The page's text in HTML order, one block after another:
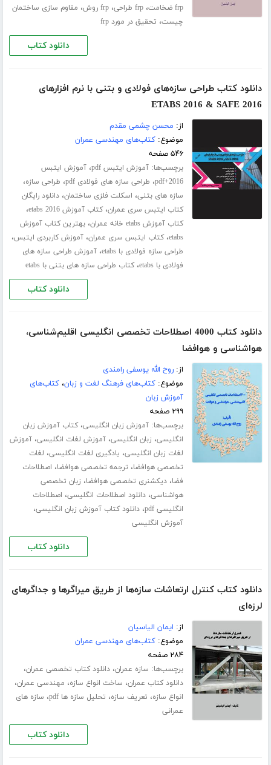
frp ضخامت ،frp طراحی ،frp روش ، مقاوم سازی ساختمان
چیست، تحقیق در مورد frp
دانلود کتاب
دانلود کتاب طراحی سازه‌های فولادی و بتنی با نرم افزارهای
ETABS 2016 & SAFE 2016
از: محسن چشمی مقدم
موضوع:کتاب‌های مهندسی عمران
۵۴۶ صفحه
برچسب‌ها:آموزش ایتبس pdf ،آموزش ایتبس
2016+pdf
، طراحی سازه های فولادی pdf ، طراحی سازه،
سازه های بتنی، اسکلت فلزی ساختمان،دانلود رایگان
کتاب ایتبس سری عمران،کتاب آموزش etabs 2016 ،
کتاب آموزش etabs خانه عمران ،بهترین کتاب آموزش
etabs،کتاب ایتبس سری عمران،آموزش کاربردی ایتبس،
طراحی سازه فولادی با etabs ،آموزش طراحی سازه های
فولادی با etabs
،کتاب طراحی سازه های بتنی با etabs
دانلود کتاب
دانلود کتاب 4000 اصطلاحات تخصصی انگلیسی اقلیم‌شناسی،
هواشناسی و هوافضا
از:روح الله یوسفی رامندی
موضوع:کتاب‌های فرهنگ لغت و زبان،کتاب‌های
آموزش زبان
۲۹۹ صفحه
برچسب‌ها:آموزش زبان انگلیسی،کتاب آموزش زبان
انگلیسی، زبان انگلیسی،آموزش لغات انگلیسی،آموزش
لغات زبان انگلیسی، یادگیری لغات انگلیسی، لغات
تخصصی هوافضا، ترجمه تخصصی هوافضا، اصطلاحات
فضا،دیکشنری تخصصی هوافضا، زبان تخصصی
هواشناسی،دانلود اصطلاحات انگلیسی، اصطلاحات
انگلیسی pdf
،دانلود کتاب آموزش زبان انگلیسی،
آموزش انگلیسی
دانلود کتاب
دانلود کتاب کنترل ارتعاشات سازه‌ها از طریق میراگرها و جداگرهای
لرزه‌ای
از: ایمان الیاسیان
موضوع:کتاب‌های مهندسی عمران
۲۸۴ صفحه
برچسب‌ها: سازه عمران،دانلود کتاب تخصصی عمران،
دانلود کتاب عمران، ساخت انواع سازه، مهندسی عمران،
انواع سازه، تعریف سازه، تحلیل سازه ها pdf ، سازه های
عمرانی
دانلود کتاب